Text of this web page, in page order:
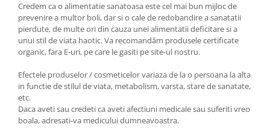
Credem ca o alimentatie sanatoasa este cel mai bun mijloc de
prevenire a multor boli, dar si o cale de redobandire a sanatatii
pierdute, de multe ori din cauza unei alimentatii deficitare si a
unui stil de viata haotic. Va recomandăm produsele certificate
organic, fara E-uri, pe care le gasiti pe site-ul nostru.
Efectele produselor / cosmeticelor variaza de la o persoana la alta
in functie de stilul de viata, metabolism, varsta, stare de sanatate,
etc.
Daca aveti sau credeti ca aveti afectiuni medicale sau suferiti vreo
boala, adresati-va medicului dumneavoastra.